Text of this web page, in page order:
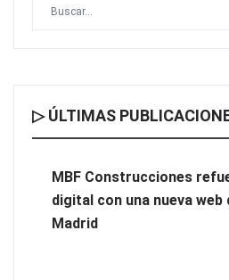
▷ ÚLTIMAS
MBF Construcciones
digital con una nueva
Madrid